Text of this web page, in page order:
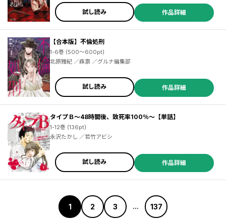
試し読み 作品詳細
【合本版】不倫処刑
1-6巻 (500～600pt)
北原雅紀 ／森禀 ／グルナ編集部
試し読み 作品詳細
タイプＢ～48時間後、致死率100％～【単話】
1-12巻 (136pt)
永沢たかし ／若竹アビシ
試し読み 作品詳細
1 2 3 ... 137